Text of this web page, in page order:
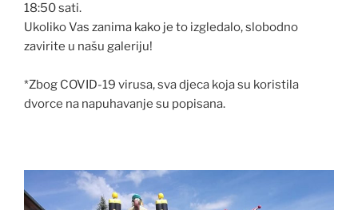
18:50 sati.
Ukoliko Vas zanima kako je to izgledalo, slobodno
zavirite u našu galeriju!
*Zbog COVID-19 virusa, sva djeca koja su koristila
dvorce na napuhavanje su popisana.